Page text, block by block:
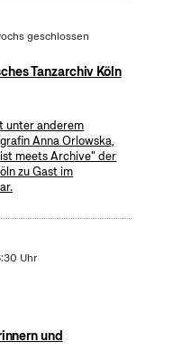
geschlossen
Tanzarchiv Köln
unter anderem
Anna Orlowska,
meets Archive" der
zu Gast im
Uhr
und